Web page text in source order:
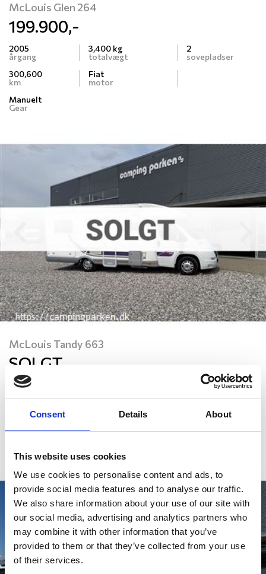
Consent Details About
This website uses cookies
We use cookies to personalise content and ads, to
provide social media features and to analyse our traffic.
We also share information about your use of our site with
our social media, advertising and analytics partners who
may combine it with other information that you’ve
provided to them or that they’ve collected from your use
of their services.
McLouis Glen 264
199.900,-
2005
årgang
300,600
km
Manuelt
Gear
3,400 kg
totalvægt
Fiat
motor
2
sovepladser
Previous
McLouis Tandy 663
SOLGT
2007
137,500